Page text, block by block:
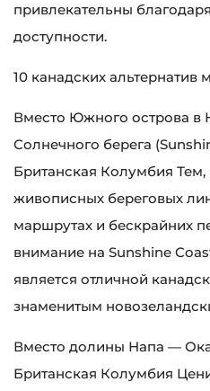
привлекательны
доступности.
10 канадских
Вместо Южного острова в
Солнечного берега
Британская Колумбия Тем,
живописных береговых
маршрутах и бескрайних
внимание на Sunshine
является отличной
знаменитым
Вместо долины Напа —
Британская Колумбия